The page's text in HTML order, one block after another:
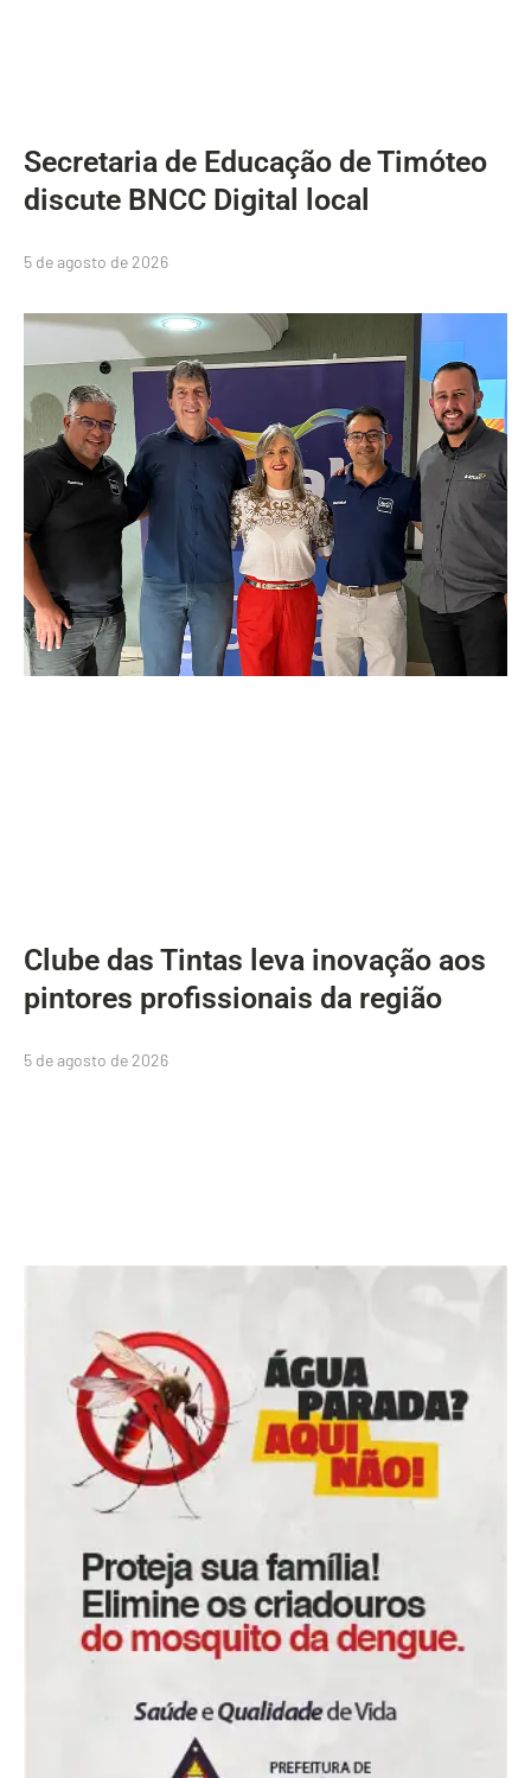
Secretaria de Educação de Timóteo
discute BNCC Digital local
5 de agosto de 2026
Clube das Tintas leva inovação aos
pintores profissionais da região
5 de agosto de 2026